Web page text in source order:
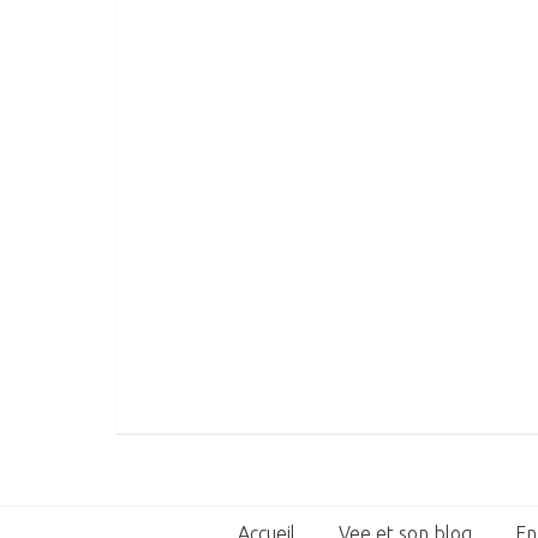
Accueil Vee et son blog